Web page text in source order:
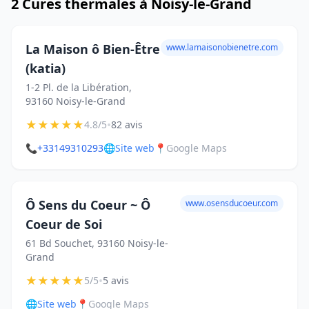
2 Cures thermales à Noisy-le-Grand
La Maison ô Bien-Être
(katia)
1-2 Pl. de la Libération,
93160 Noisy-le-Grand
www.lamaisonobienetre.com
★★★★★4.8/5•82 avis
📞+33149310293🌐Site web 📍 Google Maps
Ô Sens du Coeur ~ Ô
Coeur de Soi
61 Bd Souchet, 93160 Noisy-le-
Grand
www.osensducoeur.com
★★★★★5/5•5 avis
🌐Site web 📍 Google Maps